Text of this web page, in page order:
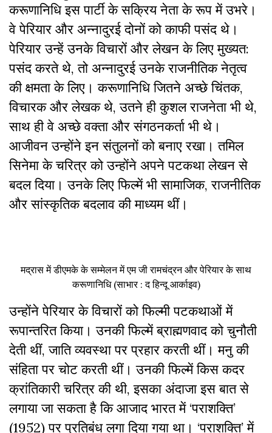
करूणानिधि इस पार्टी के सक्रिय नेता के रूप में उभरे।
वे पेरियार और अन्नादुरई दोनों को काफी पसंद थे।
पेरियार उन्हें उनके विचारों और लेखन के लिए मुख्यत:
पसंद करते थे, तो अन्नादुरई उनके राजनीतिक नेतृत्व
की क्षमता के लिए। करूणानिधि जितने अच्छे चिंतक,
विचारक और लेखक थे, उतने ही कुशल राजनेता भी थे,
साथ ही वे अच्छे वक्ता और संगठनकर्ता भी थे।
आजीवन उन्होंने इन संतुलनों को बनाए रखा। तमिल
सिनेमा के चरित्र को उन्होंने अपने पटकथा लेखन से
बदल दिया। उनके लिए फिल्में भी सामाजिक, राजनीतिक
और सांस्कृतिक बदलाव की माध्यम थीं।
मद्रास में डीएमके के सम्मेलन में एम जी रामचंद्रन और पेरियार के साथ
करूणानिधि (साभार : द हिन्दू आर्काइव)
उन्होंने पेरियार के विचारों को फिल्मी पटकथाओं में
रूपान्तरित किया। उनकी फिल्में ब्राह्मणवाद को चुनौती
देती थीं, जाति व्यवस्था पर प्रहार करती थीं। मनु की
संहिता पर चोट करती थीं। उनकी फिल्में किस कदर
क्रांतिकारी चरित्र की थी, इसका अंदाजा इस बात से
लगाया जा सकता है कि आजाद भारत में ‘पराशक्ति’
(1952) पर प्रतिबंध लगा दिया गया था। ‘पराशक्ति’ में